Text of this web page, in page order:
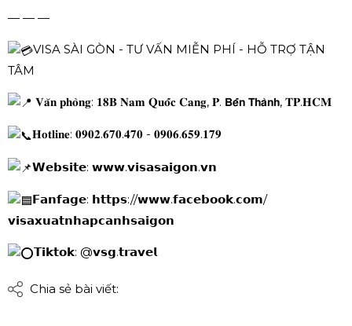
— — —
VISA SÀI GÒN - TƯ VẤN MIỄN PHÍ - HỖ TRỢ TẬN
TÂM
𝐕𝐚̆𝐧 𝐩𝐡𝐨̀𝐧𝐠: 𝟏𝟖𝐁 𝐍𝐚𝐦 𝐐𝐮𝐨̂́𝐜 𝐂𝐚𝐧𝐠, 𝐏. 𝗕𝗲̂́𝗻 𝗧𝗵𝗮̀𝗻𝗵, 𝐓𝐏.𝐇𝐂𝐌
𝐇𝐨𝐭𝐥𝐢𝐧𝐞: 𝟎𝟗𝟎𝟐.𝟔𝟕𝟎.𝟒𝟕𝟎 - 𝟎𝟗𝟎𝟔.𝟔𝟓𝟗.𝟏𝟕𝟗
𝗪𝗲𝗯𝘀𝗶𝘁𝗲: 𝘄𝘄𝘄.𝘃𝗶𝘀𝗮𝘀𝗮𝗶𝗴𝗼𝗻.𝘃𝗻
𝗙𝗮𝗻𝗳𝗮𝗴𝗲: 𝗵𝘁𝘁𝗽𝘀://𝘄𝘄𝘄.𝗳𝗮𝗰𝗲𝗯𝗼𝗼𝗸.𝗰𝗼𝗺/
𝘃𝗶𝘀𝗮𝘅𝘂𝗮𝘁𝗻𝗵𝗮𝗽𝗰𝗮𝗻𝗵𝘀𝗮𝗶𝗴𝗼𝗻
𝗧𝗶𝗸𝘁𝗼𝗸: @𝘃𝘀𝗴.𝘁𝗿𝗮𝘃𝗲𝗹
Chia sẻ bài viết: